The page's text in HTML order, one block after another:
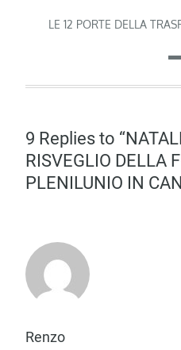
articoli
LE 12 PORTE DELLA
9 Replies to
RISVEGLIO DELLA
PLENILUNIO IN
Renzo